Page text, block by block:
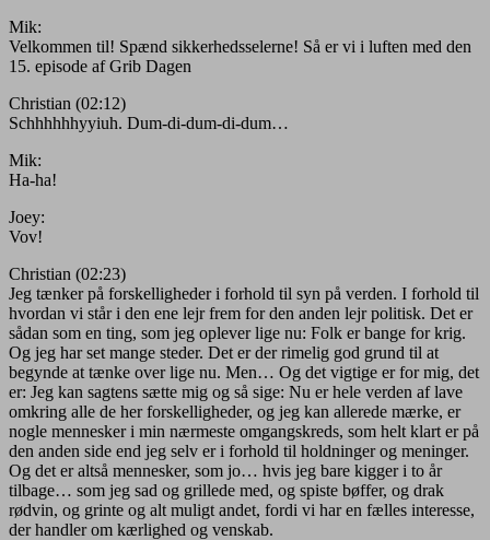
Mik:
Velkommen til! Spænd sikkerhedsselerne! Så er vi i luften med den
15. episode af Grib Dagen
Christian (02:12)
Schhhhhhyyiuh. Dum-di-dum-di-dum…
Mik:
Ha-ha!
Joey:
Vov!
Christian (02:23)
Jeg tænker på forskelligheder i forhold til syn på verden. I forhold til
hvordan vi står i den ene lejr frem for den anden lejr politisk. Det er
sådan som en ting, som jeg oplever lige nu: Folk er bange for krig.
Og jeg har set mange steder. Det er der rimelig god grund til at
begynde at tænke over lige nu. Men… Og det vigtige er for mig, det
er: Jeg kan sagtens sætte mig og så sige: Nu er hele verden af lave
omkring alle de her forskelligheder, og jeg kan allerede mærke, er
nogle mennesker i min nærmeste omgangskreds, som helt klart er på
den anden side end jeg selv er i forhold til holdninger og meninger.
Og det er altså mennesker, som jo… hvis jeg bare kigger i to år
tilbage… som jeg sad og grillede med, og spiste bøffer, og drak
rødvin, og grinte og alt muligt andet, fordi vi har en fælles interesse,
der handler om kærlighed og venskab.